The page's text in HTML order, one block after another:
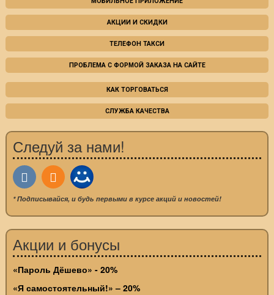
АКЦИИ И СКИДКИ
ТЕЛЕФОН ТАКСИ
ПРОБЛЕМА С ФОРМОЙ ЗАКАЗА НА САЙТЕ
КАК ТОРГОВАТЬСЯ
СЛУЖБА КАЧЕСТВА
Следуй за нами!
* Подписывайся, и будь первыми в курсе акций и новостей!
Акции и бонусы
«Пароль Дёшево» - 20%
«Я самостоятельный!» – 20%